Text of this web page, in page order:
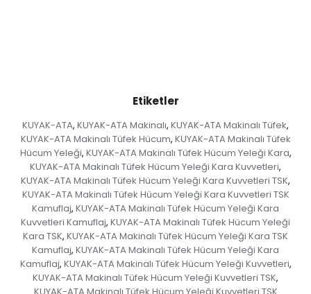
Etiketler
KUYAK-ATA, KUYAK-ATA Makinalı, KUYAK-ATA Makinalı Tüfek,
KUYAK-ATA Makinalı Tüfek Hücum, KUYAK-ATA Makinalı Tüfek
Hücum Yeleği, KUYAK-ATA Makinalı Tüfek Hücum Yeleği Kara,
KUYAK-ATA Makinalı Tüfek Hücum Yeleği Kara Kuvvetleri,
KUYAK-ATA Makinalı Tüfek Hücum Yeleği Kara Kuvvetleri TSK,
KUYAK-ATA Makinalı Tüfek Hücum Yeleği Kara Kuvvetleri TSK
Kamuflaj, KUYAK-ATA Makinalı Tüfek Hücum Yeleği Kara
Kuvvetleri Kamuflaj, KUYAK-ATA Makinalı Tüfek Hücum Yeleği
Kara TSK, KUYAK-ATA Makinalı Tüfek Hücum Yeleği Kara TSK
Kamuflaj, KUYAK-ATA Makinalı Tüfek Hücum Yeleği Kara
Kamuflaj, KUYAK-ATA Makinalı Tüfek Hücum Yeleği Kuvvetleri,
KUYAK-ATA Makinalı Tüfek Hücum Yeleği Kuvvetleri TSK,